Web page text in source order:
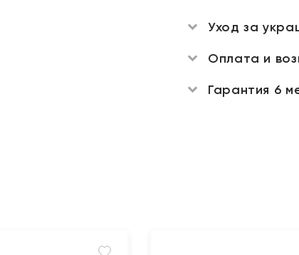
Уход за
Оплата и
Гарантия 6